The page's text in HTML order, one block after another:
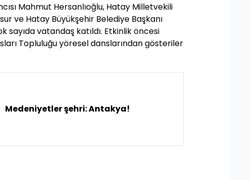
Mahmut Hersanlıoğlu, Hatay Milletvekili
ve Hatay Büyükşehir Belediye Başkanı
sayıda vatandaş katıldı. Etkinlik öncesi
Topluluğu yöresel danslarından gösteriler
Medeniyetler şehri: Antakya!